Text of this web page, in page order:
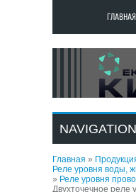
ГЛАВНАЯ
NAVIGATION
Главная »
Реле уровня воды,
» Реле уровня
Двухточечное реле